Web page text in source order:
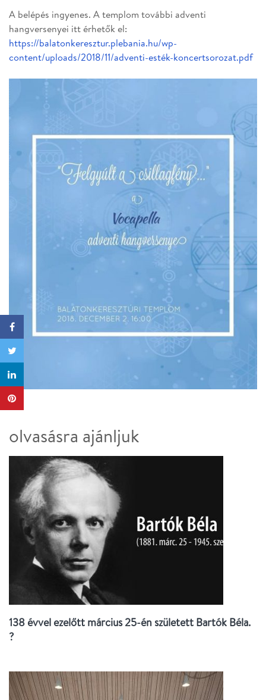
A belépés ingyenes. A templom további adventi
hangversenyei itt érhetők el:
https://balatonkeresztur.plebania.hu/wp-
content/uploads/2018/11/adventi-esték-koncertsorozat.pdf
olvasásra ajánljuk
138 évvel ezelőtt március 25-én született Bartók Béla.
?